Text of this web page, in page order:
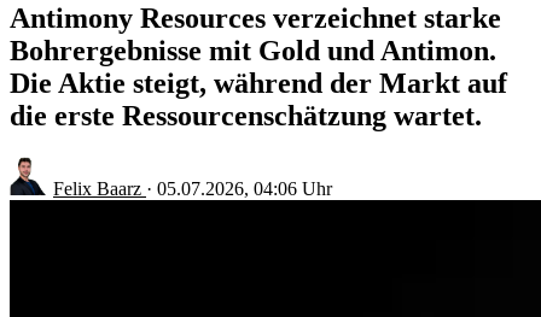
Antimony Resources verzeichnet starke
Bohrergebnisse mit Gold und Antimon.
Die Aktie steigt, während der Markt auf
die erste Ressourcenschätzung wartet.
Felix Baarz · 05.07.2026, 04:06 Uhr